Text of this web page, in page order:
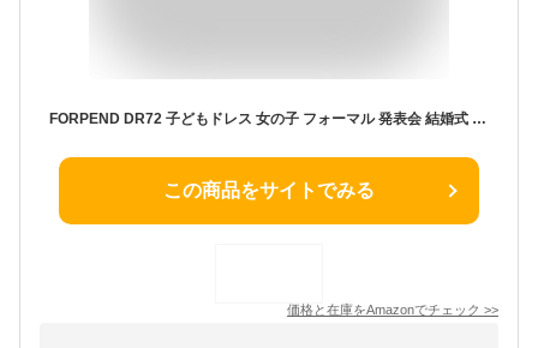
FORPEND DR72 子どもドレス 女の子 フォーマル 発表会 結婚式 子供服120 130 140 150 160cm オーガンジー ロング ワンピース グレー
この商品をサイトでみる
価格と在庫をAmazonでチェック >>